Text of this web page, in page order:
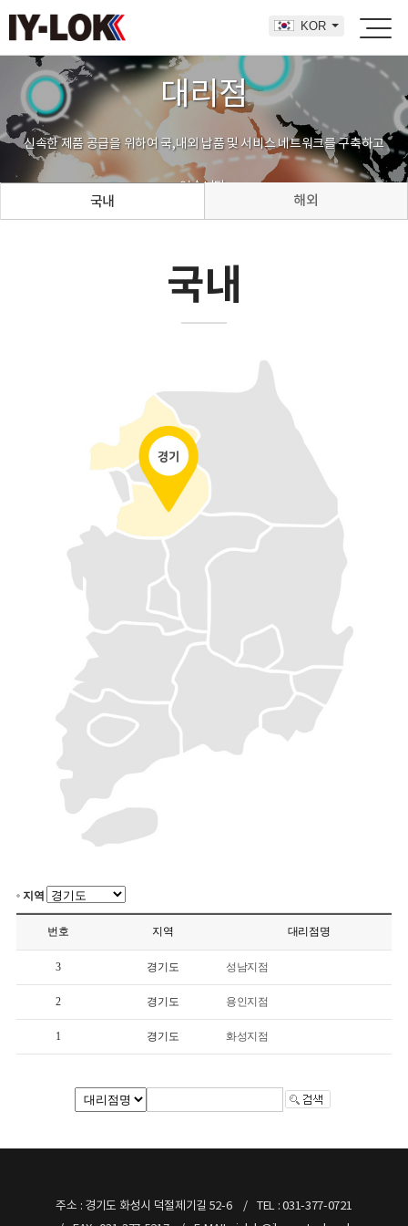
KOR
대리점
신속한 제품 공급을 위하여 국,내외 납품 및 서비스 네트워크를 구축하고
있습니다.
국내 해외
국내
지역
번호 지역 대리점명
3 경기도 성남지점
2 경기도 용인지점
1 경기도 화성지점
주소 : 경기도 화성시 덕절제기길 52-6
TEL : 031-377-0721